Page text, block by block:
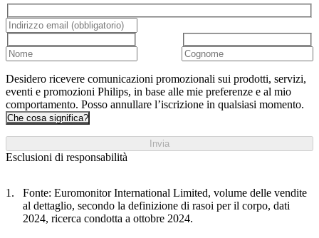
Desidero ricevere comunicazioni promozionali sui prodotti, servizi,
eventi e promozioni Philips, in base alle mie preferenze e al mio
comportamento. Posso annullare l’iscrizione in qualsiasi momento.
Che cosa significa?
Invia
Esclusioni di responsabilità
Fonte: Euromonitor International Limited, volume delle vendite
al dettaglio, secondo la definizione di rasoi per il corpo, dati
2024, ricerca condotta a ottobre 2024.